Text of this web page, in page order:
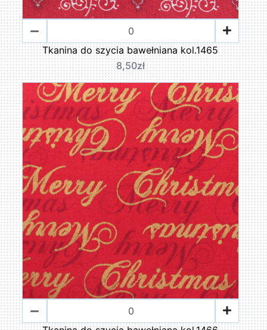
Tkanina do szycia bawełniana kol.1465
8,50zł